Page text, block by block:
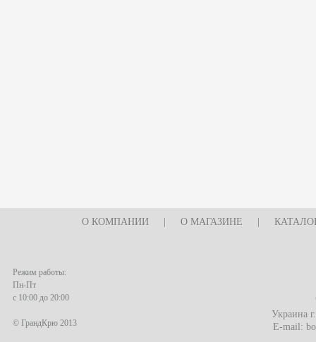
О КОМПАНИИ О МАГАЗИНЕ
Режим работы:
Пн-Пт
с 10:00 до 20:00
© ГрандКрю 2013
Украина
E-mail: